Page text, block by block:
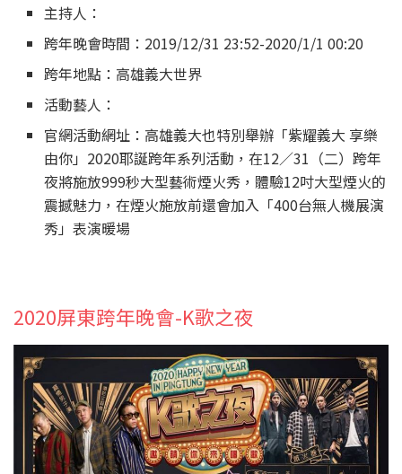
主持人：
跨年晚會時間：2019/12/31 23:52-2020/1/1 00:20
跨年地點：高雄義大世界
活動藝人：
官網活動網址：高雄義大也特別舉辦「紫耀義大 享樂
由你」2020耶誕跨年系列活動，在12／31（二）跨年
夜將施放999秒大型藝術煙火秀，體驗12吋大型煙火的
震撼魅力，在煙火施放前還會加入「400台無人機展演
秀」表演暖場
2020屏東跨年晚會-K歌之夜